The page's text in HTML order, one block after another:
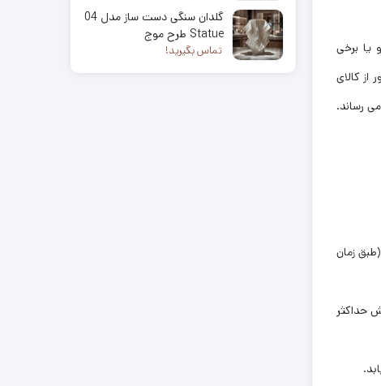
یا برخی
کالای
رساند.
1 روز کاری بعد از تولید آن (طبق زمان
حداکثر
گلدان سنگی دست ساز مدل 04
Statue طرح موج
تماس بگیرید!